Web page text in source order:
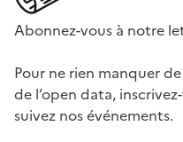
Abonnez-vous à notre
Pour ne rien manquer
de l’open data,
suivez nos événements.